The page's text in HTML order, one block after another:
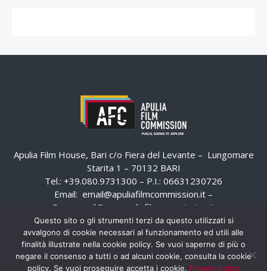
Apulia Film House, Bari c/o Fiera del Levante – Lungomare
Starita 1 – 70132 BARI
Tel.: +39.080.9731300 – P.I.: 06631230726
Email: email@apuliafilmcommission.it –
Pec:
email@pec.apuliafilmcommission.it
Questo sito o gli strumenti terzi da questo utilizzati si
avvalgono di cookie necessari al funzionamento ed utili alle
finalità illustrate nella cookie policy. Se vuoi saperne di più o
negare il consenso a tutti o ad alcuni cookie, consulta la cookie
policy. Se vuoi proseguire accetta i cookie. Privacy policy